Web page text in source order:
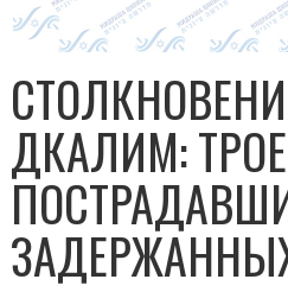
ДКАЛИМ: ТРОЕ